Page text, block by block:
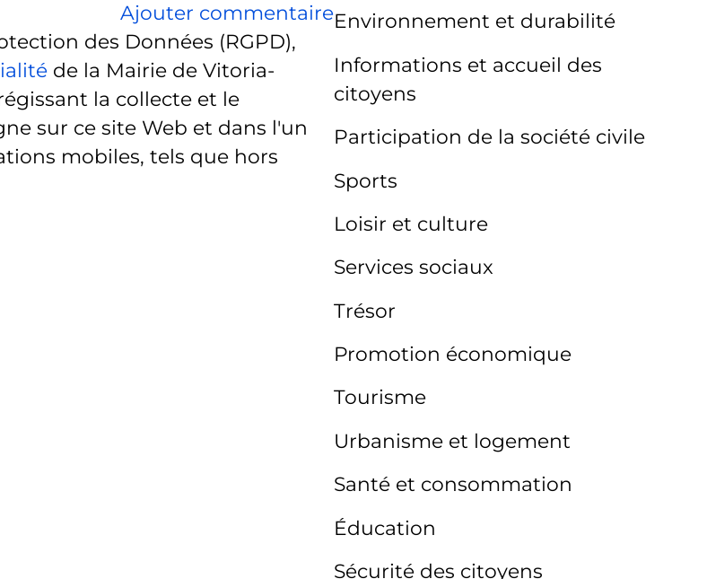
Ajouter commentaire
des Données (RGPD),
de la Mairie de Vitoria-
la collecte et le
sur ce site Web et dans l'un
mobiles, tels que hors
Environnement et durabilité
Informations et accueil des
citoyens
Participation de la société civile
Sports
Loisir et culture
Services sociaux
Trésor
Promotion économique
Tourisme
Urbanisme et logement
Santé et consommation
Éducation
Sécurité des citoyens